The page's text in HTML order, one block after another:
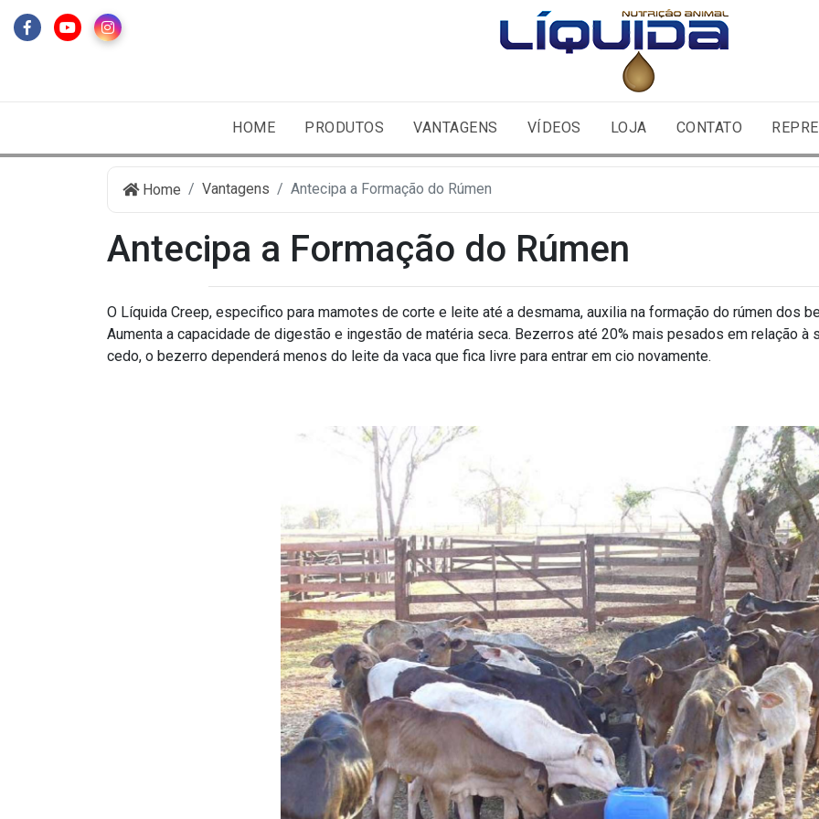
HOME PRODUTOS VANTAGENS VÍDEOS LOJA CONTATO
Home Vantagens Antecipa a Formação do Rúmen
Antecipa a Formação do Rúmen
O Líquida Creep, especifico para mamotes de corte e leite até a desmama, auxilia na formação do rúmen dos
Aumenta a capacidade de digestão e ingestão de matéria seca. Bezerros até 20% mais pesados em relação à
cedo, o bezerro dependerá menos do leite da vaca que fica livre para entrar em cio novamente.
Previous